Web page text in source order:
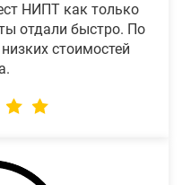
НИПТ как только
отдали быстро. По
стоимостей